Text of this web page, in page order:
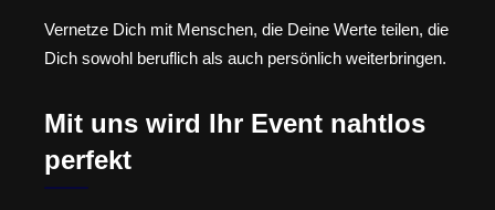
Vernetze Dich mit Menschen, die Deine Werte teilen, die
Dich sowohl beruflich als auch persönlich weiterbringen.
Mit uns wird Ihr Event nahtlos
perfekt